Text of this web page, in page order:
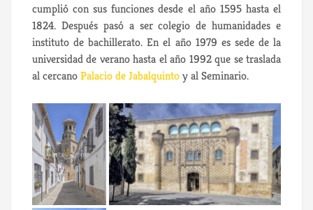
cumplió con sus funciones desde el año 1595 hasta el
1824. Después pasó a ser colegio de humanidades e
instituto de bachillerato. En el año 1979 es sede de la
universidad de verano hasta el año 1992 que se traslada
al cercanoPalacio de Jabalquintoy al Seminario.